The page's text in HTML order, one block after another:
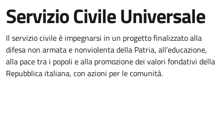
Servizio Civile Universale
Il servizio civile è impegnarsi in un progetto finalizzato alla
difesa non armata e nonviolenta della Patria, all’educazione,
alla pace tra i popoli e alla promozione dei valori fondativi della
Repubblica italiana, con azioni per le comunità.